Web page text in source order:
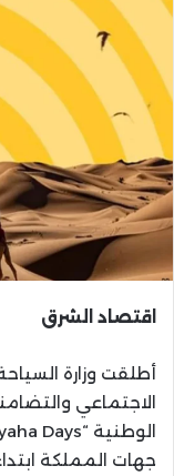
اقتصاد الشرق
أطلقت وزارة
الاجتماعي